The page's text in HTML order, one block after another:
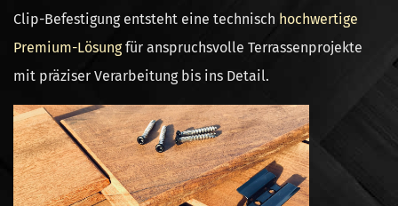
Clip-Befestigung entsteht eine technisch hochwertige
Premium-Lösungfür anspruchsvolle Terrassenprojekte
mit präziser Verarbeitung bis ins Detail.